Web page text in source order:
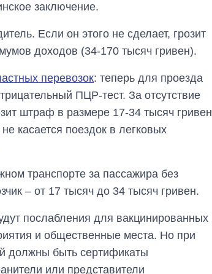
заключение.
Если он этого не сделает, грозит
доходов (34-170 тысяч гривен).
перевозок: теперь для проезда
ПЦР-тест. За отсутствие
штраф в размере 17-34 тысяч гривен
касается поездок в легковых
транспорте за пассажира без
– от 17 тысяч до 34 тысяч гривен.
послабления для вакцинированных
и общественные места. Но при
должны быть сертификаты
или представители